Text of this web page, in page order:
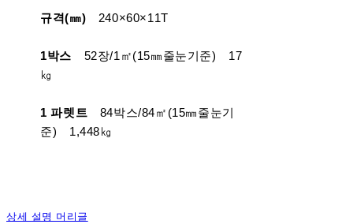
규격(㎜) 240×60×11T
1박스
52장/1㎡(15㎜줄눈기준) 17
㎏
1 파렛트
84박스/84㎡(15㎜줄눈기
준) 1,448㎏
상세 설명 머리글